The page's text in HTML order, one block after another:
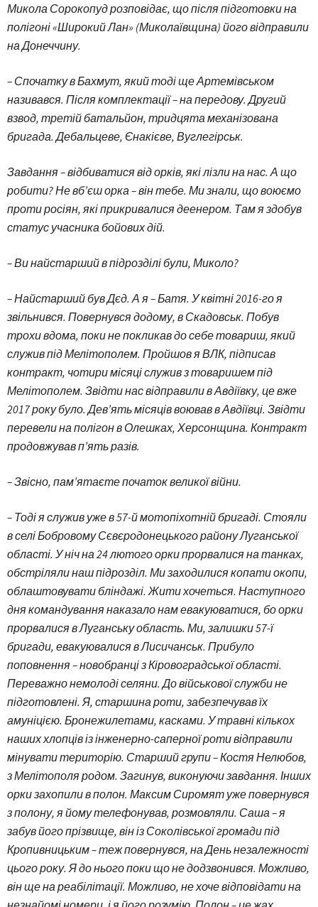
Микола Сорокопудрозповідає, що після підготовки на
полігоні «Широкий Лан» (Миколаївщина) його відправили
на Донеччину.
– Спочатку в Бахмут, який тоді ще Артемівськом
називався. Після комплектації – на передову. Другий
взвод, третій батальйон, тридцята механізована
бригада. Дебальцеве, Єнакієве, Вуглегірськ.
Завдання – відбиватися від орків, які лізли на нас. А що
робити? Не вб’єш орка – він тебе. Ми знали, що воюємо
проти росіян, які прикривалися деенером. Там я здобув
статус учасника бойових дій.
– Ви найстарший в підрозділі були, Миколо?
– Найстарший був Дєд. А я – Батя. У квітні 2016-го я
звільнився. Повернувся додому, в Скадовськ. Побув
трохи вдома, поки не покликав до себе товариш, який
служив під Мелітополем. Пройшов я ВЛК, підписав
контракт, чотири місяці служив з товаришем під
Мелітополем. Звідти нас відправили в Авдіївку, це вже
2017 року було. Дев’ять місяців воював в Авдіївці. Звідти
перевели на полігон в Олешках, Херсонщина. Конт­ракт
продовжував п’ять разів.
– Звісно, пам’ятаєте початок великої війни.
– Тоді я служив уже в 57-й мотопіхотній бригаді. Стояли
в селі Бобровому Сєвєродонецького району Луганської
області. У ніч на 24 лютого орки прорвалися на танках,
обстріляли наш підрозділ. Ми заходилися копати окопи,
облаштовувати бліндажі. Жити хочеться. Наступного
дня командування наказало нам евакуюватися, бо орки
прорвалися в Луганську область. Ми, залишки 57-ї
бригади, евакуювалися в Лисичанськ. Прибуло
поповнення – новобранці з Кіровоградської області.
Переважно немолоді селяни. До військової служби не
підготовлені. Я, старшина роти, забезпечував їх
амуніцією. Бронежилетами, касками. У травні кількох
наших хлопців із інженерно-саперної роти відправили
мінувати територію. Старший групи – Костя Нелюбов,
з Мелітополя родом. Загинув, виконуючи завдання. Інших
орки захопили в полон. Максим Сиромят уже повернувся
з полону, я йому телефонував, розмовляли. Саша – я
забув його прізвище, він із Соколівської громади під
Кропивницьким – теж повернувся, на День незалежності
цього року. Я до нього поки що не додзвонився. Можливо,
він ще на реабілітації. Можливо, не хоче відповідати на